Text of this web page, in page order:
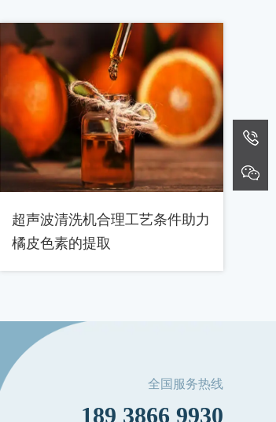
超声波清洗机合理工艺条件助力
橘皮色素的提取
全国服务热线
189 3866 9930